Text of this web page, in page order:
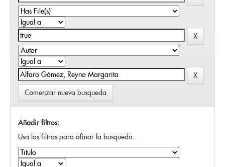
Comenzar nueva busqueda
Añadir filtros:
Usa los filtros para afinar la busqueda.